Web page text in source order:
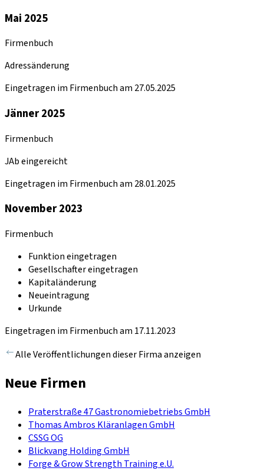
Mai 2025
Firmenbuch
Adressänderung
Eingetragen im Firmenbuch am 27.05.2025
Jänner 2025
Firmenbuch
JAb eingereicht
Eingetragen im Firmenbuch am 28.01.2025
November 2023
Firmenbuch
Funktion eingetragen
Gesellschafter eingetragen
Kapitaländerung
Neueintragung
Urkunde
Eingetragen im Firmenbuch am 17.11.2023
Alle Veröffentlichungen dieser Firma anzeigen
Neue Firmen
Praterstraße 47 Gastronomiebetriebs GmbH
Thomas Ambros Kläranlagen GmbH
CSSG OG
Blickvang Holding GmbH
Forge & Grow Strength Training e.U.